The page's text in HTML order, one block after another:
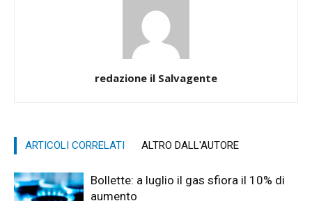
redazione il Salvagente
ARTICOLI CORRELATI ALTRO DALL'AUTORE
Bollette: a luglio il gas sfiora il 10% di
aumento